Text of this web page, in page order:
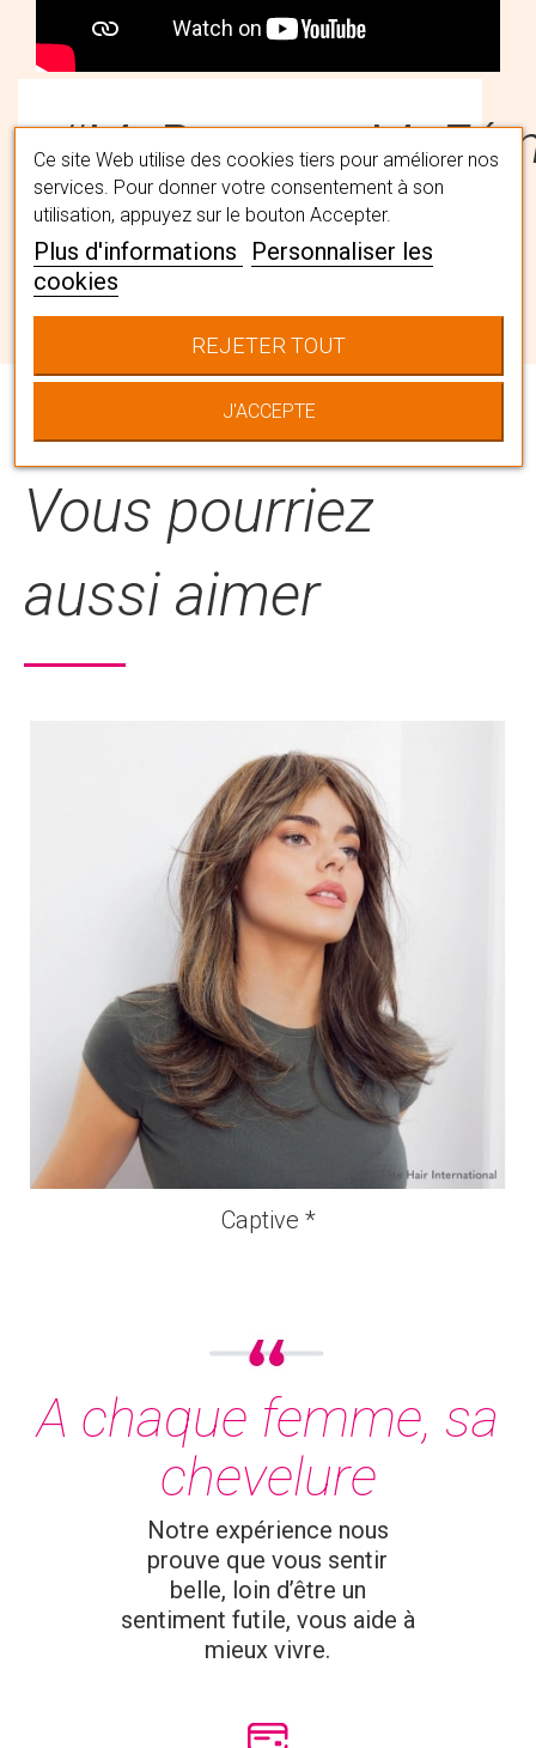
Trouvez la perruque qui vous
convient avec l'aide nos spécialistes
capillaires en institut. Ils vous
chevelure qui vous correspond en la
personnalisant à votre image.
Vous pourriez
aussi aimer
Captive *
A chaque femme, sa
chevelure
Notre expérience nous
prouve que vous sentir
belle, loin d’être un
sentiment futile, vous aide à
mieux vivre.
Ce site Web utilise des cookies tiers pour améliorer nos
services. Pour donner votre consentement à son
utilisation, appuyez sur le bouton Accepter.
Plus d'informations
Personnaliser les
cookies
REJETER TOUT
J'ACCEPTE